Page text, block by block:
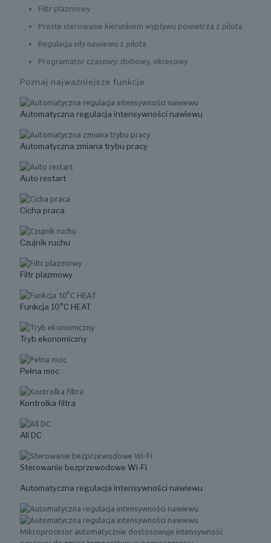
Filtr plazmowy
Proste sterowanie kierunkiem wypływu powietrza z pilota
Regulacja siły nawiewu z pilota
Programator czasowy: dobowy, okresowy
Poznaj najważniejsze funkcje
Automatyczna regulacja intensywności nawiewu
Automatyczna zmiana trybu pracy
Auto restart
Cicha praca
Czujnik ruchu
Filtr plazmowy
Funkcja 10°C HEAT
Tryb ekonomiczny
Pełna moc
Kontrolka filtra
All DC
Sterowanie bezprzewodowe Wi-Fi
Automatyczna regulacja intensywności nawiewu
Mikroprocesor automatycznie dostosowuje intensywność